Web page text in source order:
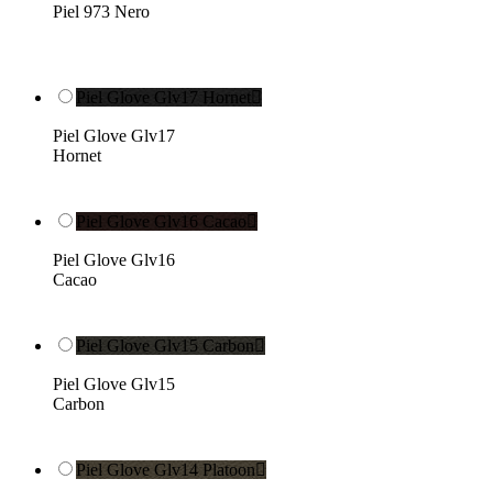
Piel 973 Nero
Piel Glove Glv17 Hornet
Piel Glove Glv17
Hornet
Piel Glove Glv16 Cacao 
Piel Glove Glv16
Cacao
Piel Glove Glv15 Carbon
Piel Glove Glv15
Carbon
Piel Glove Glv14 Platoon